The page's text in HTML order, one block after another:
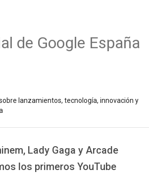
de Google España
lanzamientos, tecnología, innovación y
Lady Gaga y Arcade
los primeros YouTube